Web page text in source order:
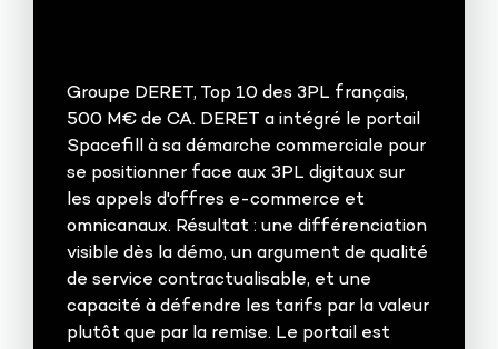
Groupe DERET, Top 10 des 3PL français,
500 M€ de CA. DERET a intégré le portail
Spacefill à sa démarche commerciale pour
se positionner face aux 3PL digitaux sur
les appels d'offres e-commerce et
omnicanaux. Résultat : une différenciation
visible dès la démo, un argument de qualité
de service contractualisable, et une
capacité à défendre les tarifs par la valeur
plutôt que par la remise. Le portail est